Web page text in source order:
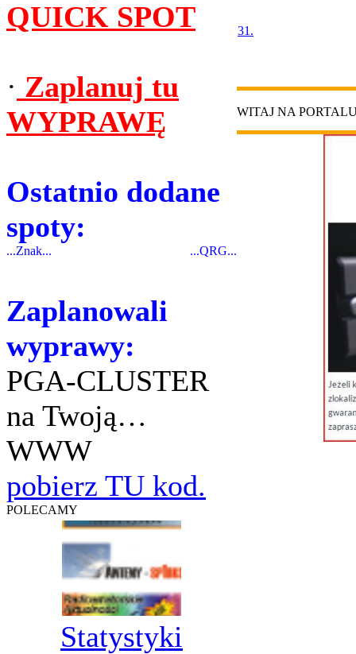
QUICK SPOT
· Zaplanuj tu
WYPRAWĘ
Ostatnio dodane
spoty:
...Znak... ...QRG...
Zaplanowali
wyprawy:
PGA-CLUSTER
na Twoją…
WWW
pobierz TU kod.
POLECAMY
Statystyki
31.
WITAJ NA